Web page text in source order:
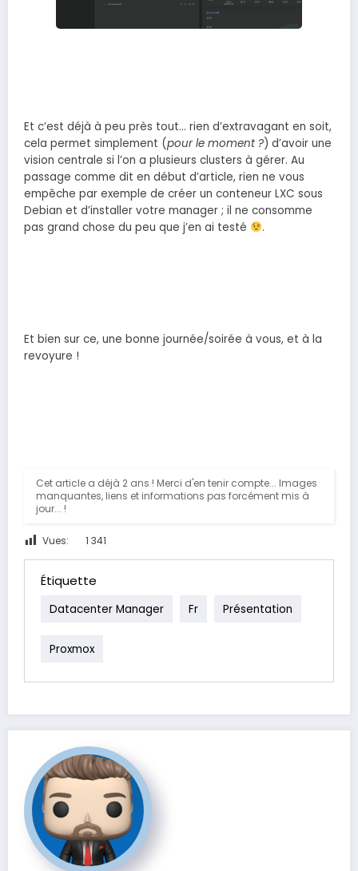
Et c’est déjà à peu près tout… rien d’extravagant en soit,
cela permet simplement (pour le moment ?) d’avoir une
vision centrale si l’on a plusieurs clusters à gérer. Au
passage comme dit en début d’article, rien ne vous
empêche par exemple de créer un conteneur LXC sous
Debian et d’installer votre manager ; il ne consomme
pas grand chose du peu que j’en ai testé
.
Et bien sur ce, une bonne journée/soirée à vous, et à la
revoyure !
Cet article a déjà 2 ans ! Merci d'en tenir compte... Images
manquantes, liens et informations pas forcément mis à
jour... !
Vues: 1 341
Étiquette
Datacenter Manager Fr Présentation
Proxmox